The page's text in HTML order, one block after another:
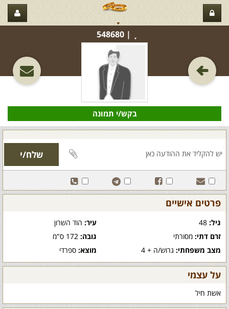
ָָָָ‏ | 548680
בקש/י תמונה
פרטים אישיים
גיל: עיר:הוד השרון
זרם דתי: מסורתי גובה:172 ס"מ
מצב משפחתי: גרוש/ה + 4 מוצא:ספרדי
על עצמי
אשת חיל